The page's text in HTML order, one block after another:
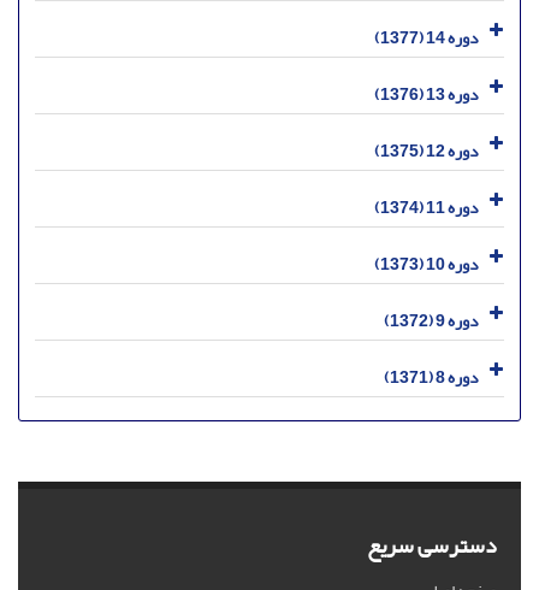
دوره 14 (1377)
دوره 13 (1376)
دوره 12 (1375)
دوره 11 (1374)
دوره 10 (1373)
دوره 9 (1372)
دوره 8 (1371)
دسترسی سریع